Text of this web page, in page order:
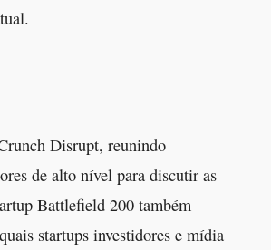
Disrupt, reunindo
de alto nível para discutir as
Battlefield 200 também
startups investidores e mídia